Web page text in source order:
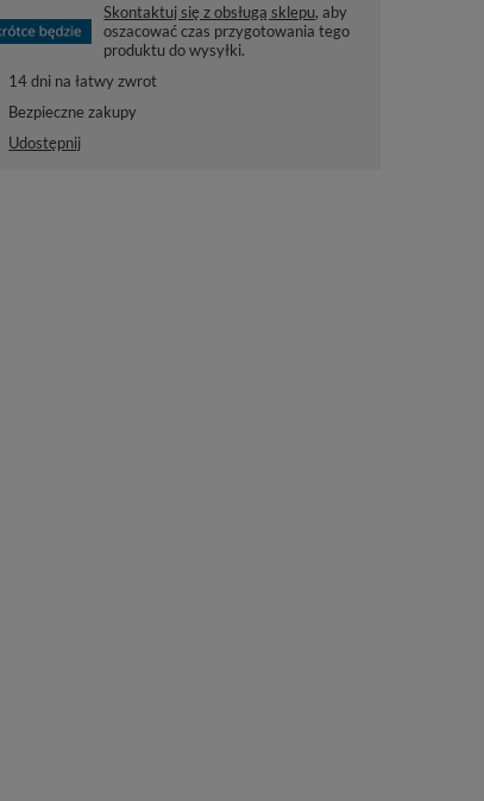
Skontaktuj się z obsługą sklepu, aby
oszacować czas przygotowania tego
produktu do wysyłki.
14dni na łatwy zwrot
Bezpieczne zakupy
Udostępnij